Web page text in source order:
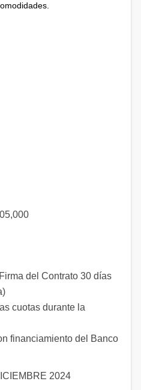
del Contrato 30 días
cuotas durante la
financiamiento del Banco
2024